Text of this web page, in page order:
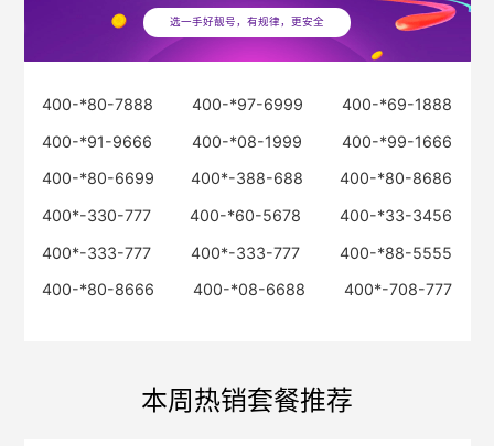
选一手好靓号，有规律，更安全
400-*80-7888 400-*97-6999
400-*69-1888
400-*91-9666
400-*08-1999
400-*99-1666
400-*80-6699
400*-388-688
400-*80-8686
400*-330-777
400-*60-5678
400-*33-3456
400*-333-777
400*-333-777
400-*88-5555
400-*80-8666
400-*08-6688 400*-708-777
本周热销套餐推荐